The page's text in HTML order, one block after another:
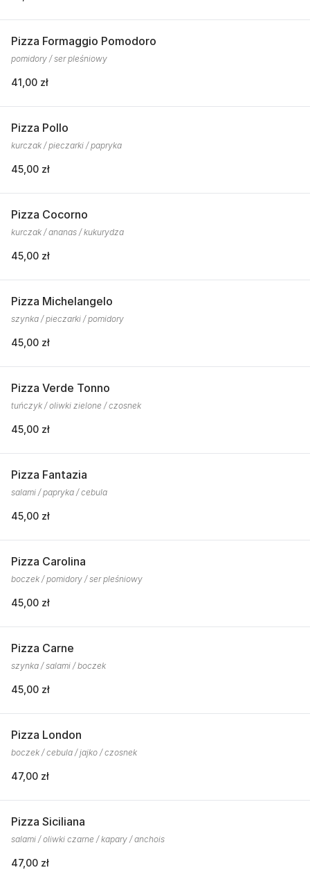
Pizza Formaggio Pomodoro
pomidory / ser pleśniowy
41,00 zł
Pizza Pollo
kurczak / pieczarki / papryka
45,00 zł
Pizza Cocorno
kurczak / ananas / kukurydza
45,00 zł
Pizza Michelangelo
szynka / pieczarki / pomidory
45,00 zł
Pizza Verde Tonno
tuńczyk / oliwki zielone / czosnek
45,00 zł
Pizza Fantazia
salami / papryka / cebula
45,00 zł
Pizza Carolina
boczek / pomidory / ser pleśniowy
45,00 zł
Pizza Carne
szynka / salami / boczek
45,00 zł
Pizza London
boczek / cebula / jajko / czosnek
47,00 zł
Pizza Siciliana
salami / oliwki czarne / kapary / anchois
47,00 zł